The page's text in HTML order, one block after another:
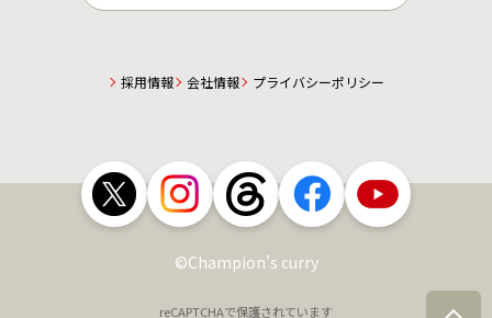
採用情報 会社情報 プライバシーポリシー
©Champion’s curry
reCAPTCHAで保護されています